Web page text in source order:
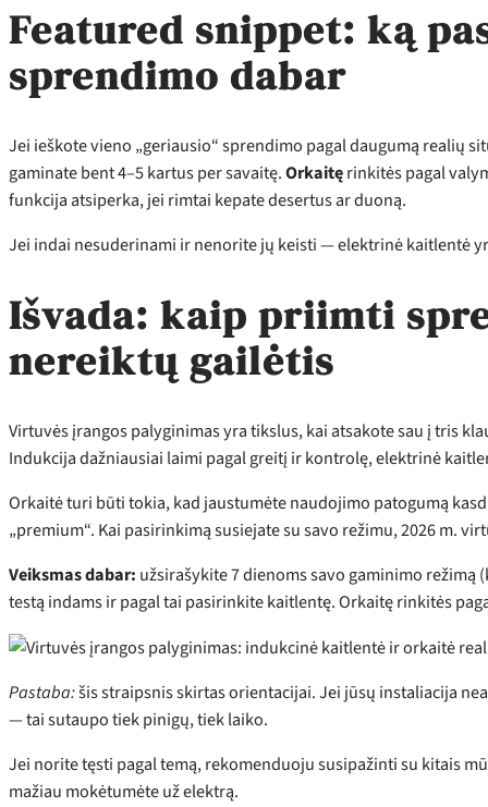
Featured snippet: ką
sprendimo dabar
Jei ieškote vieno „geriausio“ sprendimo pagal daugumą realių
gaminate bent 4–5 kartus per savaitę.Orkaitęrinkitės pagal
funkcija atsiperka, jei rimtai kepate desertus ar duoną.
Jei indai nesuderinami ir nenorite jų keisti — elektrinė kaitlentė
Išvada: kaip priimti
nereiktų gailėtis
Virtuvės įrangos palyginimas yra tikslus, kai atsakote sau į tris
Indukcija dažniausiai laimi pagal greitį ir kontrolę, elektrinė
Orkaitė turi būti tokia, kad jaustumėte naudojimo patogumą
„premium“. Kai pasirinkimą susiejate su savo režimu, 2026 m.
Veiksmas dabar: užsirašykite 7 dienoms savo gaminimo
testą indams ir pagal tai pasirinkite kaitlentę. Orkaitę rinkitės
Pastaba:šis straipsnis skirtas orientacijai. Jei jūsų instaliacija
— tai sutaupo tiek pinigų, tiek laiko.
Jei norite tęsti pagal temą, rekomenduoju susipažinti su kitais
mažiau mokėtumėte už elektrą.